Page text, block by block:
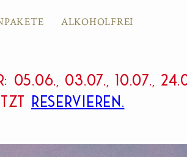
ALKOHOLFREI
05.06., 03.07., 10.07.,
reservieren.